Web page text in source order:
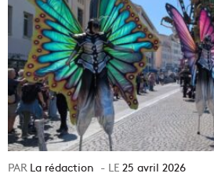
La rédaction 25 avril 2026